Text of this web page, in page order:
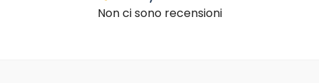
Non ci sono recensioni